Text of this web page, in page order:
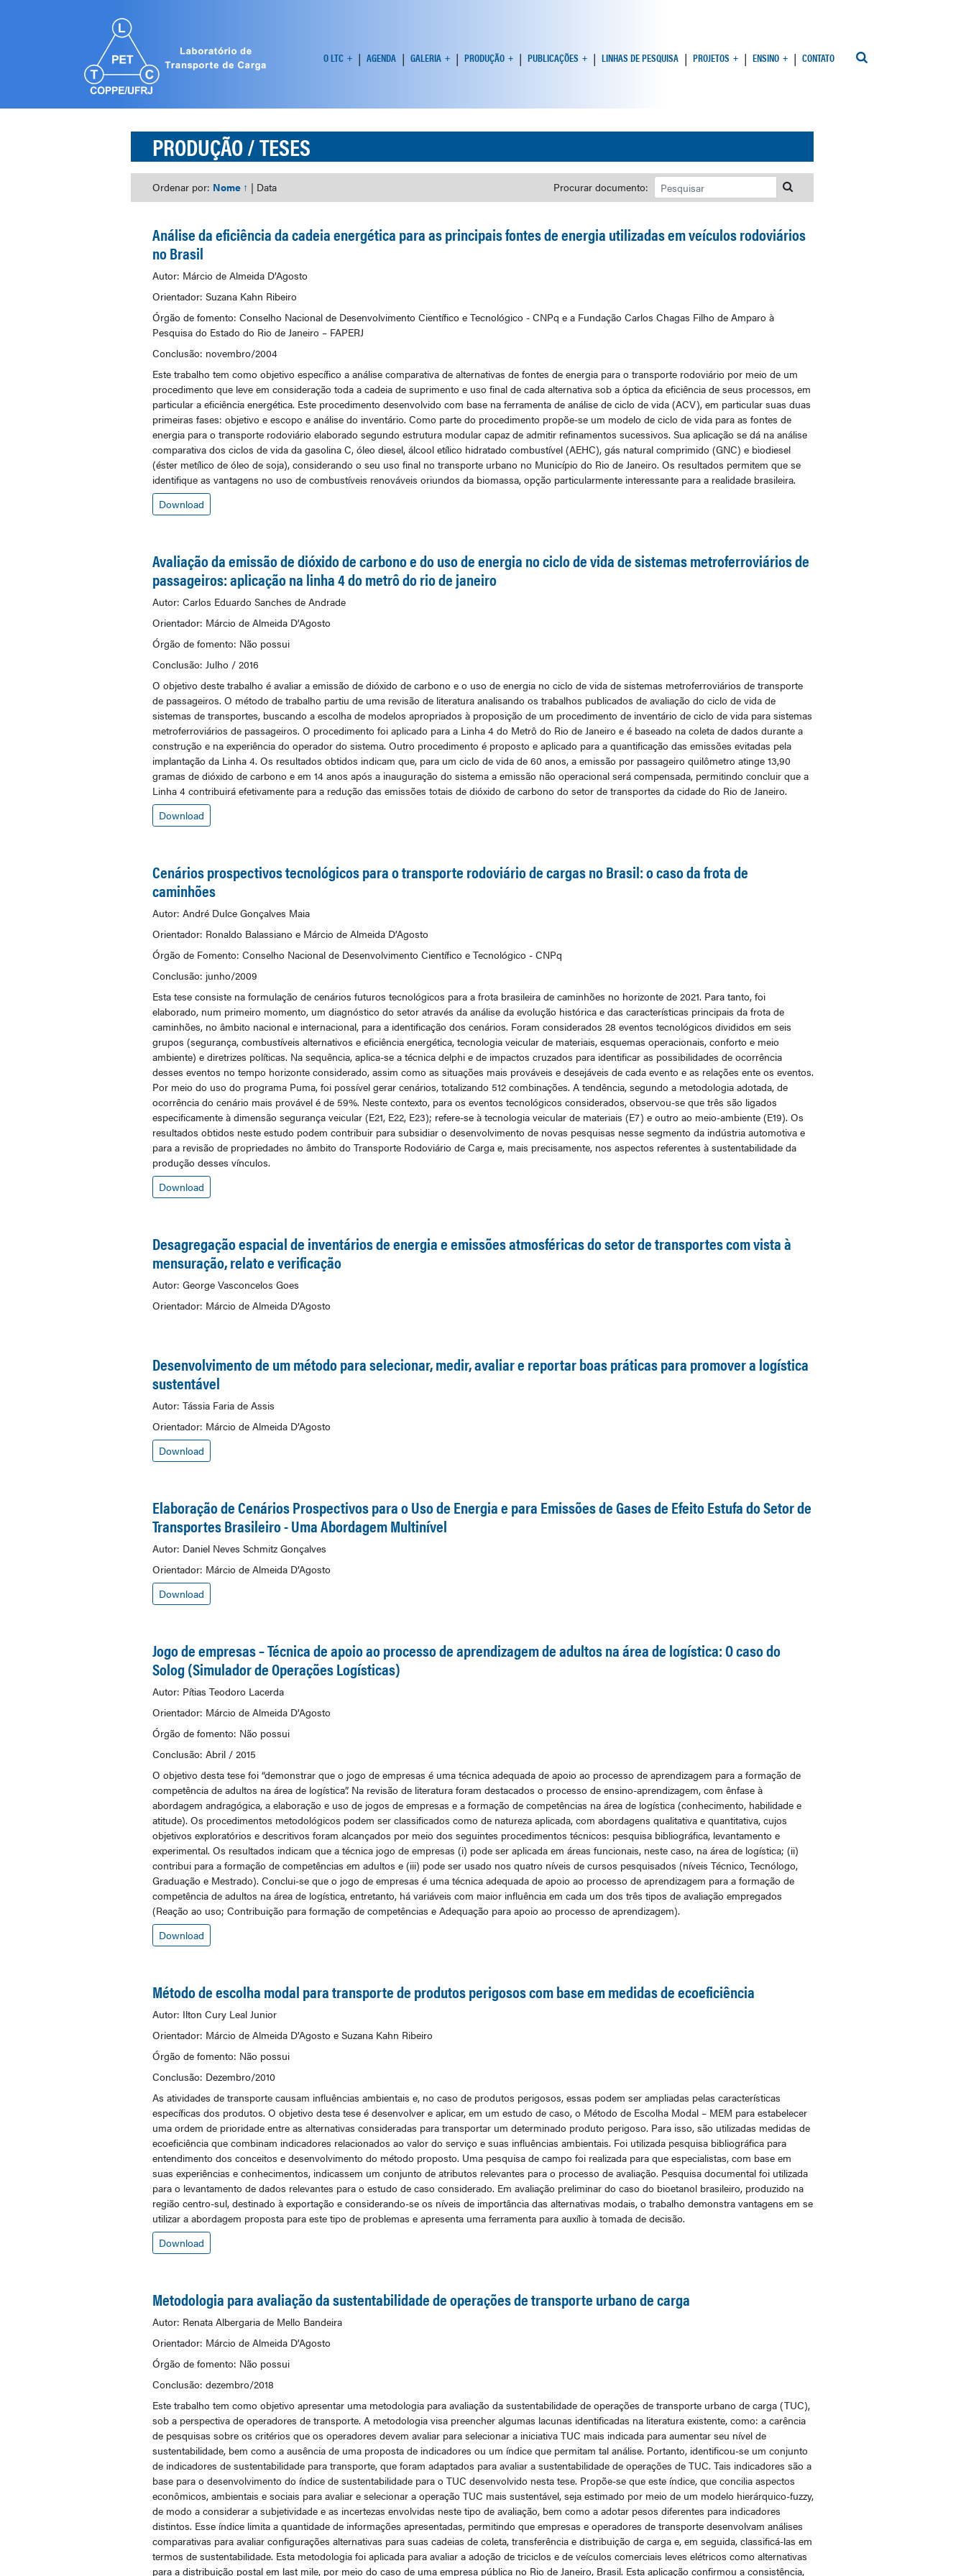
O LTC AGENDA GALERIA PRODUÇÃO PUBLICAÇÕES LINHAS DE PESQUISA PROJETOS ENSINO CONTATO
PRODUÇÃO/ TESES
Ordenar por: Nome ↑ | Data Procurar documento:
Análise da eficiência da cadeia energética para as principais fontes de energia utilizadas em veículos rodoviários
no Brasil
Autor: Márcio de Almeida D’Agosto
Orientador: Suzana Kahn Ribeiro
Órgão de fomento: Conselho Nacional de Desenvolvimento Científico e Tecnológico - CNPq e a Fundação Carlos Chagas Filho de Amparo à
Pesquisa do Estado do Rio de Janeiro – FAPERJ
Conclusão: novembro/2004
Este trabalho tem como objetivo específico a análise comparativa de alternativas de fontes de energia para o transporte rodoviário por meio de um
procedimento que leve em consideração toda a cadeia de suprimento e uso final de cada alternativa sob a óptica da eficiência de seus processos, em
particular a eficiência energética. Este procedimento desenvolvido com base na ferramenta de análise de ciclo de vida (ACV), em particular suas duas
primeiras fases: objetivo e escopo e análise do inventário. Como parte do procedimento propõe-se um modelo de ciclo de vida para as fontes de
energia para o transporte rodoviário elaborado segundo estrutura modular capaz de admitir refinamentos sucessivos. Sua aplicação se dá na análise
comparativa dos ciclos de vida da gasolina C, óleo diesel, álcool etílico hidratado combustível (AEHC), gás natural comprimido (GNC) e biodiesel
(éster metílico de óleo de soja), considerando o seu uso final no transporte urbano no Município do Rio de Janeiro. Os resultados permitem que se
identifique as vantagens no uso de combustíveis renováveis oriundos da biomassa, opção particularmente interessante para a realidade brasileira.
Download
Avaliação da emissão de dióxido de carbono e do uso de energia no ciclo de vida de sistemas metroferroviários de
passageiros: aplicação na linha 4 do metrô do rio de janeiro
Autor: Carlos Eduardo Sanches de Andrade
Orientador: Márcio de Almeida D’Agosto
Órgão de fomento: Não possui
Conclusão: Julho / 2016
O objetivo deste trabalho é avaliar a emissão de dióxido de carbono e o uso de energia no ciclo de vida de sistemas metroferroviários de transporte
de passageiros. O método de trabalho partiu de uma revisão de literatura analisando os trabalhos publicados de avaliação do ciclo de vida de
sistemas de transportes, buscando a escolha de modelos apropriados à proposição de um procedimento de inventário de ciclo de vida para sistemas
metroferroviários de passageiros. O procedimento foi aplicado para a Linha 4 do Metrô do Rio de Janeiro e é baseado na coleta de dados durante a
construção e na experiência do operador do sistema. Outro procedimento é proposto e aplicado para a quantificação das emissões evitadas pela
implantação da Linha 4. Os resultados obtidos indicam que, para um ciclo de vida de 60 anos, a emissão por passageiro quilômetro atinge 13,90
gramas de dióxido de carbono e em 14 anos após a inauguração do sistema a emissão não operacional será compensada, permitindo concluir que a
Linha 4 contribuirá efetivamente para a redução das emissões totais de dióxido de carbono do setor de transportes da cidade do Rio de Janeiro.
Download
Cenários prospectivos tecnológicos para o transporte rodoviário de cargas no Brasil: o caso da frota de
caminhões
Autor: André Dulce Gonçalves Maia
Orientador: Ronaldo Balassiano e Márcio de Almeida D’Agosto
Órgão de Fomento: Conselho Nacional de Desenvolvimento Científico e Tecnológico - CNPq
Conclusão: junho/2009
Esta tese consiste na formulação de cenários futuros tecnológicos para a frota brasileira de caminhões no horizonte de 2021. Para tanto, foi
elaborado, num primeiro momento, um diagnóstico do setor através da análise da evolução histórica e das características principais da frota de
caminhões, no âmbito nacional e internacional, para a identificação dos cenários. Foram considerados 28 eventos tecnológicos divididos em seis
grupos (segurança, combustíveis alternativos e eficiência energética, tecnologia veicular de materiais, esquemas operacionais, conforto e meio
ambiente) e diretrizes políticas. Na sequência, aplica-se a técnica delphi e de impactos cruzados para identificar as possibilidades de ocorrência
desses eventos no tempo horizonte considerado, assim como as situações mais prováveis e desejáveis de cada evento e as relações ente os eventos.
Por meio do uso do programa Puma, foi possível gerar cenários, totalizando 512 combinações. A tendência, segundo a metodologia adotada, de
ocorrência do cenário mais provável é de 59%. Neste contexto, para os eventos tecnológicos considerados, observou-se que três são ligados
especificamente à dimensão segurança veicular (E21, E22, E23); refere-se à tecnologia veicular de materiais (E7) e outro ao meio-ambiente (E19). Os
resultados obtidos neste estudo podem contribuir para subsidiar o desenvolvimento de novas pesquisas nesse segmento da indústria automotiva e
para a revisão de propriedades no âmbito do Transporte Rodoviário de Carga e, mais precisamente, nos aspectos referentes à sustentabilidade da
produção desses vínculos.
Download
Desagregação espacial de inventários de energia e emissões atmosféricas do setor de transportes com vista à
mensuração, relato e verificação
Autor: George Vasconcelos Goes
Orientador: Márcio de Almeida D’Agosto
Desenvolvimento de um método para selecionar, medir, avaliar e reportar boas práticas para promover a logística
sustentável
Autor: Tássia Faria de Assis
Orientador: Márcio de Almeida D’Agosto
Download
Elaboração de Cenários Prospectivos para o Uso de Energia e para Emissões de Gases de Efeito Estufa do Setor de
Transportes Brasileiro - Uma Abordagem Multinível
Autor: Daniel Neves Schmitz Gonçalves
Orientador: Márcio de Almeida D’Agosto
Download
Jogo de empresas – Técnica de apoio ao processo de aprendizagem de adultos na área de logística: O caso do
Solog (Simulador de Operações Logísticas)
Autor: Pítias Teodoro Lacerda
Orientador: Márcio de Almeida D’Agosto
Órgão de fomento: Não possui
Conclusão: Abril / 2015
O objetivo desta tese foi “demonstrar que o jogo de empresas é uma técnica adequada de apoio ao processo de aprendizagem para a formação de
competência de adultos na área de logística”. Na revisão de literatura foram destacados o processo de ensino-aprendizagem, com ênfase à
abordagem andragógica, a elaboração e uso de jogos de empresas e a formação de competências na área de logística (conhecimento, habilidade e
atitude). Os procedimentos metodológicos podem ser classificados como de natureza aplicada, com abordagens qualitativa e quantitativa, cujos
objetivos exploratórios e descritivos foram alcançados por meio dos seguintes procedimentos técnicos: pesquisa bibliográfica, levantamento e
experimental. Os resultados indicam que a técnica jogo de empresas (i) pode ser aplicada em áreas funcionais, neste caso, na área de logística; (ii)
contribui para a formação de competências em adultos e (iii) pode ser usado nos quatro níveis de cursos pesquisados (níveis Técnico, Tecnólogo,
Graduação e Mestrado). Conclui-se que o jogo de empresas é uma técnica adequada de apoio ao processo de aprendizagem para a formação de
competência de adultos na área de logística, entretanto, há variáveis com maior influência em cada um dos três tipos de avaliação empregados
(Reação ao uso; Contribuição para formação de competências e Adequação para apoio ao processo de aprendizagem).
Download
Método de escolha modal para transporte de produtos perigosos com base em medidas de ecoeficiência
Autor: Ilton Cury Leal Junior
Orientador: Márcio de Almeida D’Agosto e Suzana Kahn Ribeiro
Órgão de fomento: Não possui
Conclusão: Dezembro/2010
As atividades de transporte causam influências ambientais e, no caso de produtos perigosos, essas podem ser ampliadas pelas características
específicas dos produtos. O objetivo desta tese é desenvolver e aplicar, em um estudo de caso, o Método de Escolha Modal – MEM para estabelecer
uma ordem de prioridade entre as alternativas consideradas para transportar um determinado produto perigoso. Para isso, são utilizadas medidas de
ecoeficiência que combinam indicadores relacionados ao valor do serviço e suas influências ambientais. Foi utilizada pesquisa bibliográfica para
entendimento dos conceitos e desenvolvimento do método proposto. Uma pesquisa de campo foi realizada para que especialistas, com base em
suas experiências e conhecimentos, indicassem um conjunto de atributos relevantes para o processo de avaliação. Pesquisa documental foi utilizada
para o levantamento de dados relevantes para o estudo de caso considerado. Em avaliação preliminar do caso do bioetanol brasileiro, produzido na
região centro-sul, destinado à exportação e considerando-se os níveis de importância das alternativas modais, o trabalho demonstra vantagens em se
utilizar a abordagem proposta para este tipo de problemas e apresenta uma ferramenta para auxílio à tomada de decisão.
Download
Metodologia para avaliação da sustentabilidade de operações de transporte urbano de carga
Autor: Renata Albergaria de Mello Bandeira
Orientador: Márcio de Almeida D’Agosto
Órgão de fomento: Não possui
Conclusão: dezembro/2018
Este trabalho tem como objetivo apresentar uma metodologia para avaliação da sustentabilidade de operações de transporte urbano de carga (TUC),
sob a perspectiva de operadores de transporte. A metodologia visa preencher algumas lacunas identificadas na literatura existente, como: a carência
de pesquisas sobre os critérios que os operadores devem avaliar para selecionar a iniciativa TUC mais indicada para aumentar seu nível de
sustentabilidade, bem como a ausência de uma proposta de indicadores ou um índice que permitam tal análise. Portanto, identificou-se um conjunto
de indicadores de sustentabilidade para transporte, que foram adaptados para avaliar a sustentabilidade de operações de TUC. Tais indicadores são a
base para o desenvolvimento do índice de sustentabilidade para o TUC desenvolvido nesta tese. Propõe-se que este índice, que concilia aspectos
econômicos, ambientais e sociais para avaliar e selecionar a operação TUC mais sustentável, seja estimado por meio de um modelo hierárquico-fuzzy,
de modo a considerar a subjetividade e as incertezas envolvidas neste tipo de avaliação, bem como a adotar pesos diferentes para indicadores
distintos. Esse índice limita a quantidade de informações apresentadas, permitindo que empresas e operadores de transporte desenvolvam análises
comparativas para avaliar configurações alternativas para suas cadeias de coleta, transferência e distribuição de carga e, em seguida, classificá-las em
termos de sustentabilidade. Esta metodologia foi aplicada para avaliar a adoção de triciclos e de veículos comerciais leves elétricos como alternativas
para a distribuição postal em last mile, por meio do caso de uma empresa pública no Rio de Janeiro, Brasil. Esta aplicação confirmou a consistência,